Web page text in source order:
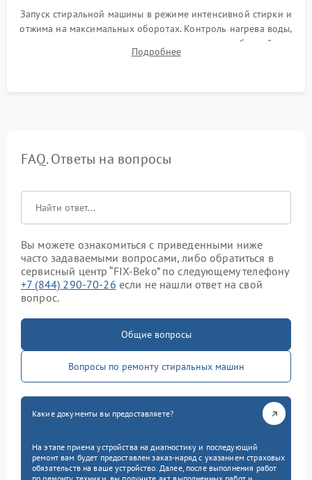
Запуск стиральной машины в режиме интенсивной стирки и
отжима на максимальных оборотах. Контроль нагрева воды,
корректности слива, отсутствия излишних вибраций,
посторонних стуков и протечек под корпусом.
Подробнее
FAQ. Ответы на вопросы
Вы можете ознакомиться с приведенными ниже
часто задаваемыми вопросами, либо обратиться в
сервисный центр “FIX-Beko” по следующему телефону
+7 (844) 290-70-26 если не нашли ответ на свой
вопрос.
Общие вопросы
Вопросы по ремонту стиральных машин
Какие документы вы предоставляете?
На этапе приема устройства на диагностику и последующий
ремонт вам будет предоставлен заказ-наряд с указанием страховых
обязательств на ваше устройство. Далее, после выполнения работ